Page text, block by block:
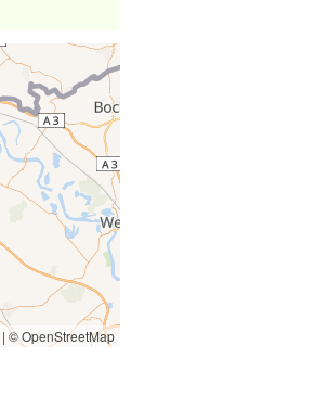
| © OpenStreetMap